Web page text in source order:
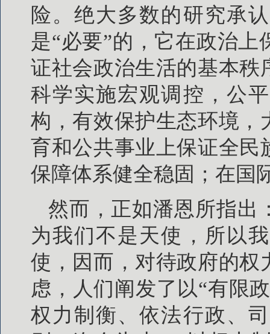
险。绝大多数的研究承
是“必要”的，它在政治
证社会政治生活的基本秩
科学实施宏观调控，公
构，有效保护生态环境，
育和公共事业上保证全民
保障体系健全稳固；在国
然而，正如潘恩所指出
为我们不是天使，所以
使，因而，对待政府的权
虑，人们阐发了以“有限
权力制衡、依法行政、